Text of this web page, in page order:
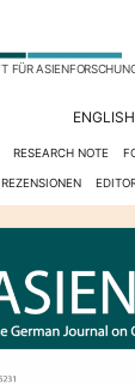
FÜR
ENGLISH
RESEARCH NOTE
REZENSIONEN